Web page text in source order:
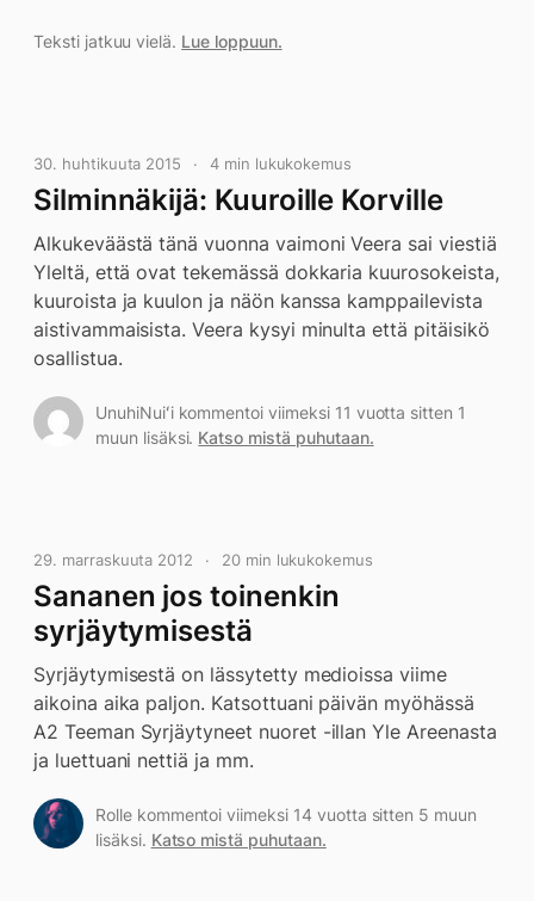
Teksti jatkuu vielä. Lue loppuun.
30. huhtikuuta 2015 4 min lukukokemus
Silminnäkijä: Kuuroille Korville
Alkukeväästä tänä vuonna vaimoni Veera sai viestiä
Yleltä, että ovat tekemässä dokkaria kuurosokeista,
kuuroista ja kuulon ja näön kanssa kamppailevista
aistivammaisista. Veera kysyi minulta että pitäisikö
osallistua.
UnuhiNuiʻi kommentoi viimeksi 11 vuotta sitten 1
muun lisäksi. Katso mistä puhutaan.
29. marraskuuta 2012 20 min lukukokemus
Sananen jos toinenkin
syrjäytymisestä
Syrjäytymisestä on lässytetty medioissa viime
aikoina aika paljon. Katsottuani päivän myöhässä
A2 Teeman Syrjäytyneet nuoret -illan Yle Areenasta
ja luettuani nettiä ja mm.
Rolle kommentoi viimeksi 14 vuotta sitten 5 muun
lisäksi. Katso mistä puhutaan.